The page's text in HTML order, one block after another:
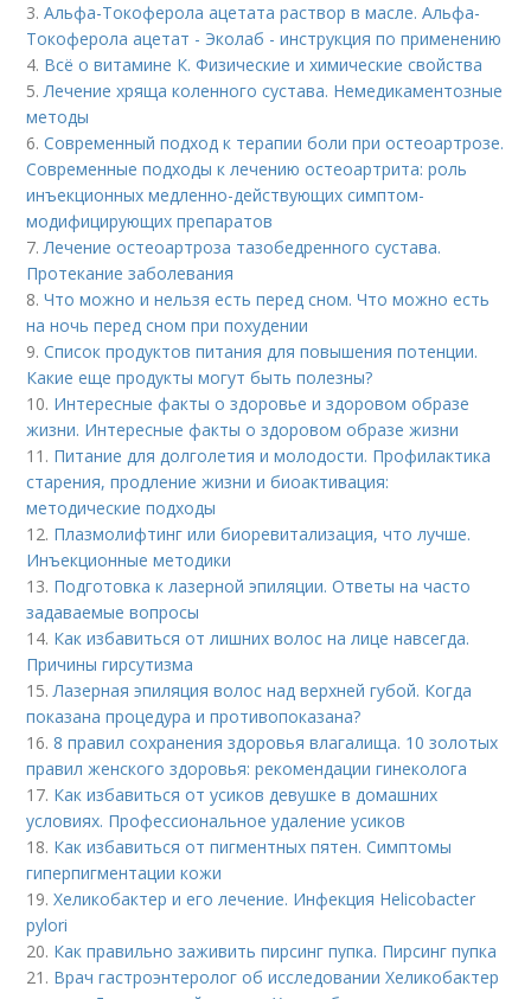
3.Альфа-Токоферола ацетата раствор в масле. Альфа-
Токоферола ацетат - Эколаб - инструкция по применению
4. Всё о витамине К. Физические и химические свойства
5.Лечение хряща коленного сустава. Немедикаментозные
методы
6.Современный подход к терапии боли при остеоартрозе.
Современные подходы к лечению остеоартрита: роль
инъекционных медленно-действующих симптом-
модифицирующих препаратов
7.Лечение остеоартроза тазобедренного сустава.
Протекание заболевания
8.Что можно и нельзя есть перед сном. Что можно есть
на ночь перед сном при похудении
9.Список продуктов питания для повышения потенции.
Какие еще продукты могут быть полезны?
10. Интересные факты о здоровье и здоровом образе
жизни. Интересные факты о здоровом образе жизни
11. Питание для долголетия и молодости. Профилактика
старения, продление жизни и биоактивация:
методические подходы
12. Плазмолифтинг или биоревитализация, что лучше.
Инъекционные методики
13. Подготовка к лазерной эпиляции. Ответы на часто
задаваемые вопросы
14. Как избавиться от лишних волос на лице навсегда.
Причины гирсутизма
15.Лазерная эпиляция волос над верхней губой. Когда
показана процедура и противопоказана?
16.8 правил сохранения здоровья влагалища. 10 золотых
правил женского здоровья: рекомендации гинеколога
17. Как избавиться от усиков девушке в домашних
условиях. Профессиональное удаление усиков
18. Как избавиться от пигментных пятен. Симптомы
гиперпигментации кожи
19.Хеликобактер и его лечение. Инфекция Helicobacter
pylori
20. Как правильно заживить пирсинг пупка. Пирсинг пупка
21. Врач гастроэнтеролог об исследовании Хеликобактер